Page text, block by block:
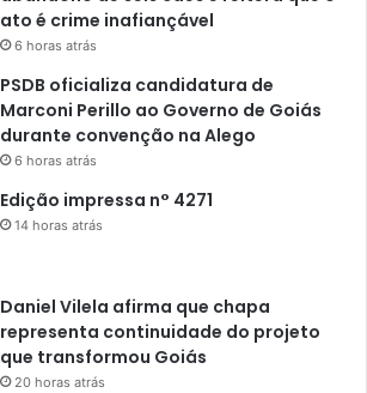
ato é crime inafiançável
6 horas atrás
PSDB oficializa candidatura de
Marconi Perillo ao Governo de Goiás
durante convenção na Alego
6 horas atrás
Edição impressa n° 4271
14 horas atrás
Daniel Vilela afirma que chapa
representa continuidade do projeto
que transformou Goiás
20 horas atrás